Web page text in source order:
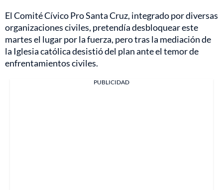
El Comité Cívico Pro Santa Cruz, integrado por diversas
organizaciones civiles, pretendía desbloquear este
martes el lugar por la fuerza, pero tras la mediación de
la Iglesia católica desistió del plan ante el temor de
enfrentamientos civiles.
PUBLICIDAD